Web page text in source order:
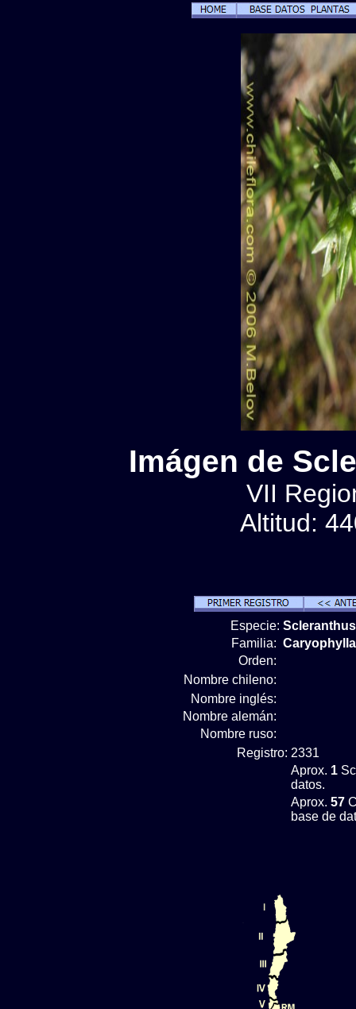
Imágen de
VII
Altitud:
Especie:
Familia:
Orden:
Nombre chileno:
Nombre inglés:
Nombre alemán:
Nombre ruso:
Registro: 2331
Aprox. 1
datos.
Aprox. 57
base de